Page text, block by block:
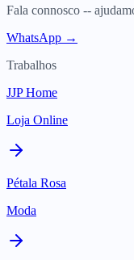
Fala connosco --
WhatsApp →
Trabalhos
JJP Home
Loja Online
Pétala Rosa
Moda